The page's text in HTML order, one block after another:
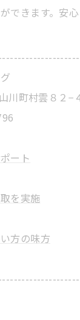
できます。安
川町村雲８２−
ート
を実施
方の味方